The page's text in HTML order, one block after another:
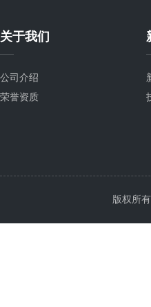
关于我们
公司介绍
荣誉资质
版权所